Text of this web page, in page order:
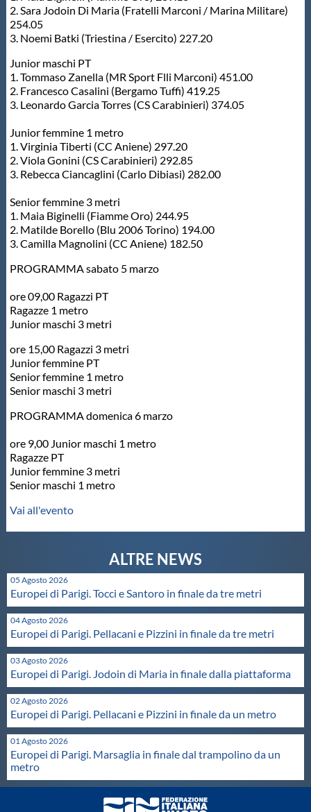
Privacy
Cookie Policy
Archivio News
Flash News
Videogallery
Intranet
Webmail
Contatti
2. Sara Jodoin Di Maria (Fratelli Marconi / Marina Militare)
254.05
3. Noemi Batki (Triestina / Esercito) 227.20
Junior maschi PT
1. Tommaso Zanella (MR Sport Flli Marconi) 451.00
2. Francesco Casalini (Bergamo Tuffi) 419.25
3. Leonardo Garcia Torres (CS Carabinieri) 374.05
Junior femmine 1 metro
1. Virginia Tiberti (CC Aniene) 297.20
2. Viola Gonini (CS Carabinieri) 292.85
3. Rebecca Ciancaglini (Carlo Dibiasi) 282.00
Senior femmine 3 metri
1. Maia Biginelli (Fiamme Oro) 244.95
2. Matilde Borello (Blu 2006 Torino) 194.00
3. Camilla Magnolini (CC Aniene) 182.50
PROGRAMMA sabato 5 marzo
ore 09,00 Ragazzi PT
Ragazze 1 metro
Junior maschi 3 metri
ore 15,00 Ragazzi 3 metri
Junior femmine PT
Senior femmine 1 metro
Senior maschi 3 metri
PROGRAMMA domenica 6 marzo
ore 9,00 Junior maschi 1 metro
Ragazze PT
Junior femmine 3 metri
Senior maschi 1 metro
Vai all'evento
05 Agosto 2026
Europei di Parigi. Tocci e Santoro in finale da tre metri
04 Agosto 2026
Europei di Parigi. Pellacani e Pizzini in finale da tre metri
03 Agosto 2026
Europei di Parigi. Jodoin di Maria in finale dalla piattaforma
02 Agosto 2026
Europei di Parigi. Pellacani e Pizzini in finale da un metro
01 Agosto 2026
Europei di Parigi. Marsaglia in finale dal trampolino da un
metro